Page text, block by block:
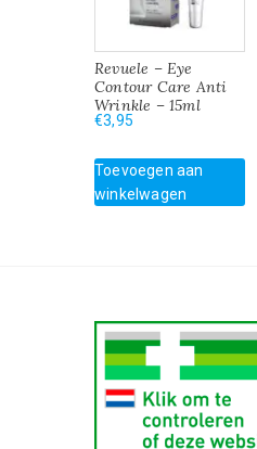
Revuele – Eye
Contour Care Anti
Wrinkle – 15ml
€3,95
Toevoegen aan
winkelwagen